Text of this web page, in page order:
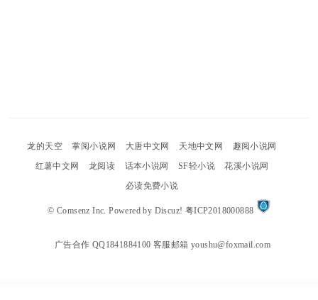
龙的天空 掌阅小说网 大唐中文网 天地中文网
趣阅小说网
红薯中文网
龙阅读 话本小说网 SF轻小说
花溪小说网
必读免费小说
© Comsenz Inc. Powered by Discuz! 粤ICP2018000888
广告合作 QQ1841884100 客服邮箱 youshu@foxmail.com